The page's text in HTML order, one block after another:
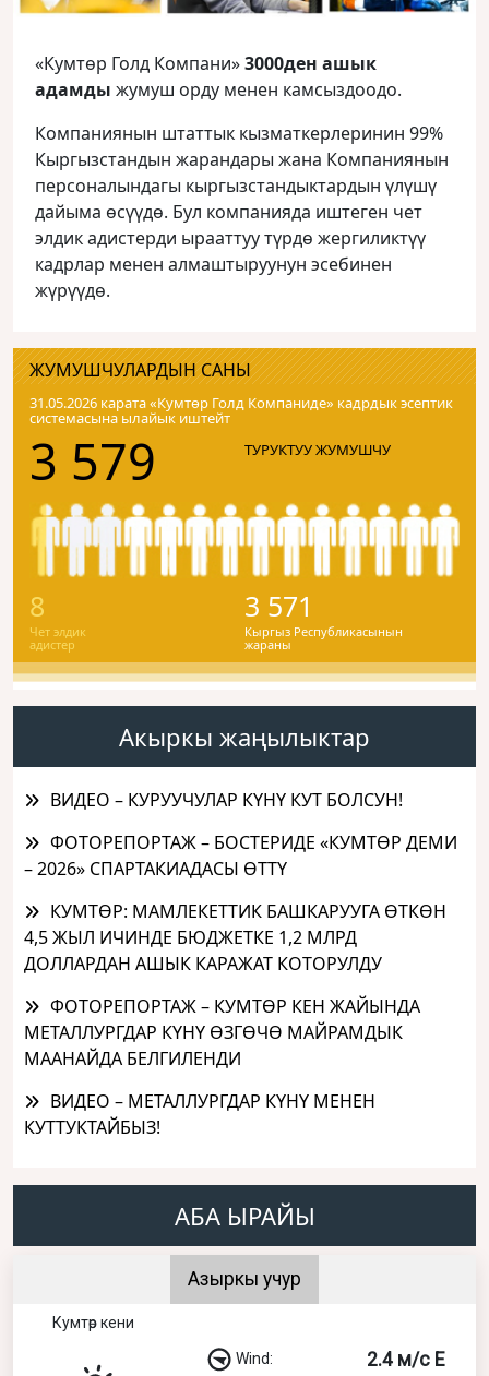
«Кумтөр Голд Компани»3000ден ашык
адамды жумуш орду менен камсыздоодо.
Компаниянын штаттык кызматкерлеринин 99%
Кыргызстандын жарандары жана Компаниянын
персоналындагы кыргызстандыктардын үлүшү
дайыма өсүүдө. Бул компанияда иштеген чет
элдик адистерди ырааттуу түрдө жергиликтүү
кадрлар менен алмаштыруунун эсебинен
жүрүүдө.
ЖУМУШЧУЛАРДЫН САНЫ
31.05.2026 карата «Кумтɵр Голд Компаниде» кадрдык эсептик
системасына ылайык иштейт
3 579 ТУРУКТУУ ЖУМУШЧУ
8
Чет элдик
адистер
3 571
Кыргыз Республикасынын
жараны
Акыркы жаңылыктар
ВИДЕО – КУРУУЧУЛАР КҮНҮ КУТ БОЛСУН!
ФОТОРЕПОРТАЖ – БОСТЕРИДЕ «КУМТӨР ДЕМИ
– 2026» СПАРТАКИАДАСЫ ӨТТҮ
КУМТӨР: МАМЛЕКЕТТИК БАШКАРУУГА ӨТКӨН
4,5 ЖЫЛ ИЧИНДЕ БЮДЖЕТКЕ 1,2 МЛРД
ДОЛЛАРДАН АШЫК КАРАЖАТ КОТОРУЛДУ
ФОТОРЕПОРТАЖ – КУМТӨР КЕН ЖАЙЫНДА
МЕТАЛЛУРГДАР КҮНҮ ӨЗГӨЧӨ МАЙРАМДЫК
МААНАЙДА БЕЛГИЛЕНДИ
ВИДЕО – МЕТАЛЛУРГДАР КҮНҮ МЕНЕН
КУТТУКТАЙБЫЗ!
АБА ЫРАЙЫ
Азыркы учур
Кумтөр кени
Wind: 2.4 м/с E